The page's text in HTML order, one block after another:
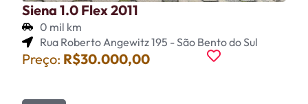
Siena 1.0 Flex 2011
0 mil km
Rua Roberto Angewitz 195 - São Bento do Sul
Preço: R$30.000,00